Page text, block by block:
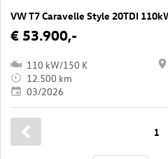
€ 53.900,-
110 kW/150 K
12.500 km
03/2026
1